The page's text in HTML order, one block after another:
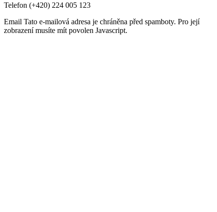
Telefon (+420) 224 005 123
Email Tato e-mailová adresa je chráněna před spamboty. Pro její
zobrazení musíte mít povolen Javascript.